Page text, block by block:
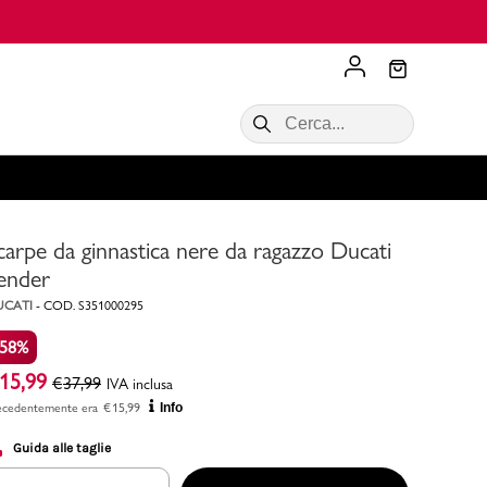
Acquista ora
VALIGIE CIAK
Scopri di più
Consigli
da ginnastica nere da ragazzo Ducati
- COD. S351000295
15,99 €37,99 IVA inclusa
era €15,99 Info
Guida alle taglie